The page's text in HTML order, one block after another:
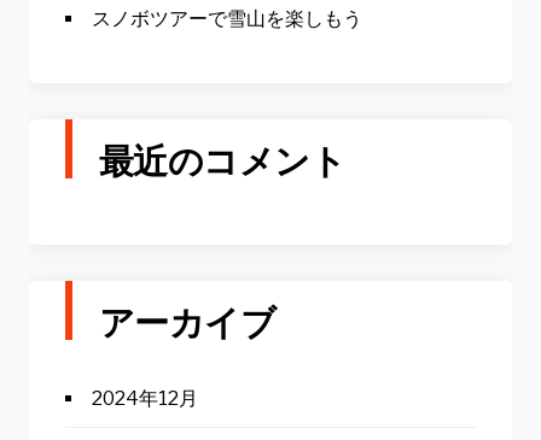
スノボツアーで雪山を楽しもう
最近のコメント
アーカイブ
2024年12月